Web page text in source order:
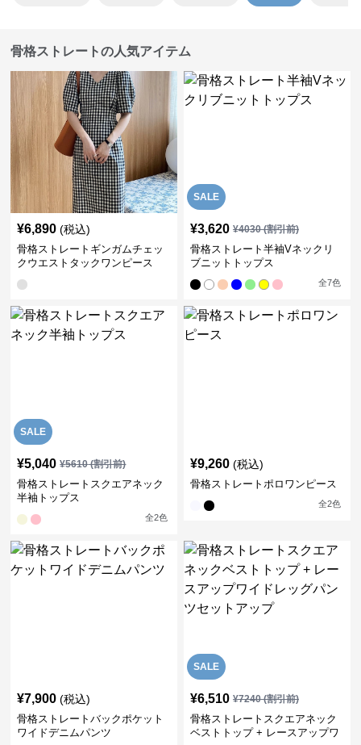
骨格ストレートの人気アイテム
¥6,890 (税込)
骨格ストレートギンガムチェッ
クウエストタックワンピース
SALE
¥3,620 ¥4030(割引前)
骨格ストレート半袖Vネックリ
ブニットトップス
全7色
SALE
¥5,040 ¥5610(割引前)
骨格ストレートスクエアネック
半袖トップス
全2色
¥9,260 (税込)
骨格ストレートポロワンピース
全2色
¥7,900 (税込)
骨格ストレートバックポケット
ワイドデニムパンツ
SALE
¥6,510 ¥7240(割引前)
骨格ストレートスクエアネック
ベストトップ + レースアップワ